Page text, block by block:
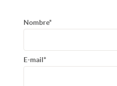
Nombre*
E-mail*